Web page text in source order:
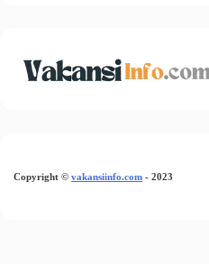
Copyright © vakansiinfo.com - 2023